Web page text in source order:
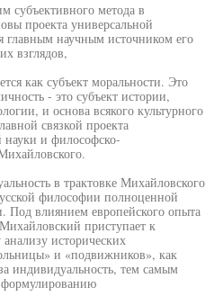
субъективного метода в
проекта универсальной
главным научным источником его
взглядов,
как субъект моральности. Это
- это субъект истории,
и основа всякого культурного
связкой проекта
науки и философско-
в трактовке Михайловского
философии полноценной
Под влиянием европейского опыта
приступает к
исторических
и «подвижников», как
индивидуальность, тем самым